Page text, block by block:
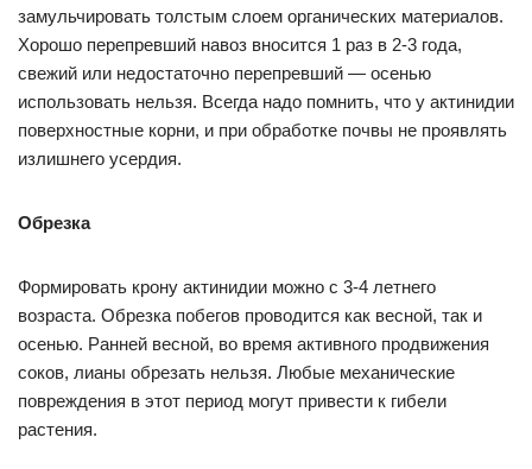
замульчировать толстым слоем органических материалов.
Хорошо перепревший навоз вносится 1 раз в 2-3 года,
свежий или недостаточно перепревший — осенью
использовать нельзя. Всегда надо помнить, что у актинидии
поверхностные корни, и при обработке почвы не проявлять
излишнего усердия.
Обрезка
Формировать крону актинидии можно с 3-4 летнего
возраста. Обрезка побегов проводится как весной, так и
осенью. Ранней весной, во время активного продвижения
соков, лианы обрезать нельзя. Любые механические
повреждения в этот период могут привести к гибели
растения.